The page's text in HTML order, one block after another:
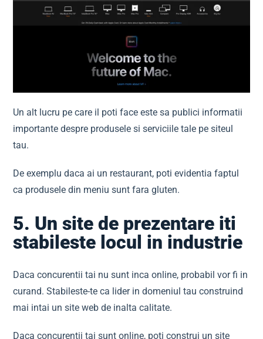
Un alt lucru pe care il poti face este sa publici informatii
importante despre produsele si serviciile tale pe siteul
tau.
De exemplu daca ai un restaurant, poti evidentia faptul
ca produsele din meniu sunt fara gluten.
5. Un site de prezentare iti
stabileste locul in industrie
Daca concurentii tai nu sunt inca online, probabil vor fi in
curand. Stabileste-te ca lider in domeniul tau construind
mai intai un site web de inalta calitate.
Daca concurentii tai sunt online, poti construi un site